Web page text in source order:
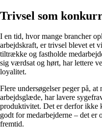
Trivsel som
I en tid, hvor mange brancher
arbejdskraft, er trivsel blevet et
tiltrække og fastholde
sig værdsat og hørt, har lettere
loyalitet.
Flere undersøgelser peger på,
arbejdsglæde, har lavere
produktivitet. Det er derfor ikke
godt for medarbejderne – det er
fremtid.